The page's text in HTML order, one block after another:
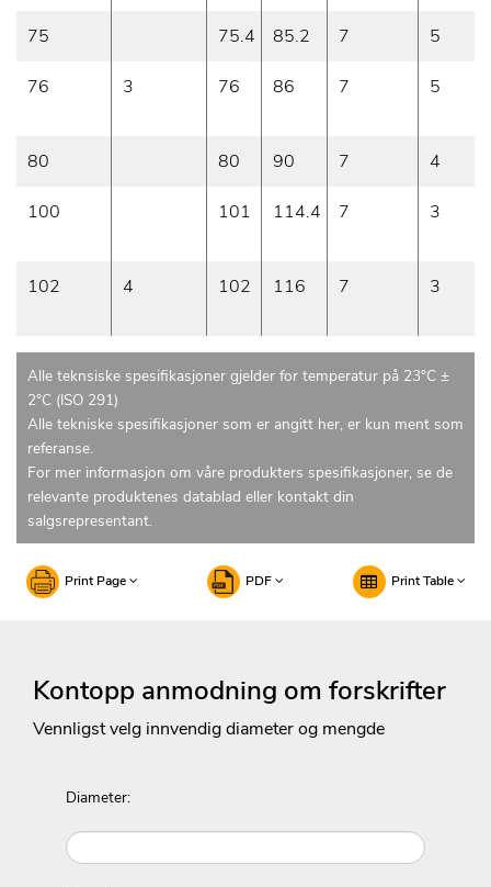
75 75.4 85.2 7 5
76 3 76 86 7 5
80 80 90 7 4
100 101 114.4 7 3
102 4 102 116 7 3
Alle teknsiske spesifikasjoner gjelder for temperatur på 23°C ±
2°C (ISO 291)
Alle tekniske spesifikasjoner som er angitt her, er kun ment som
referanse.
For mer informasjon om våre produkters spesifikasjoner, se de
relevante produktenes datablad eller kontakt din
salgsrepresentant.
Print Page PDF Print Table
Kontopp anmodning om forskrifter
Vennligst velg innvendig diameter og mengde
Diameter: